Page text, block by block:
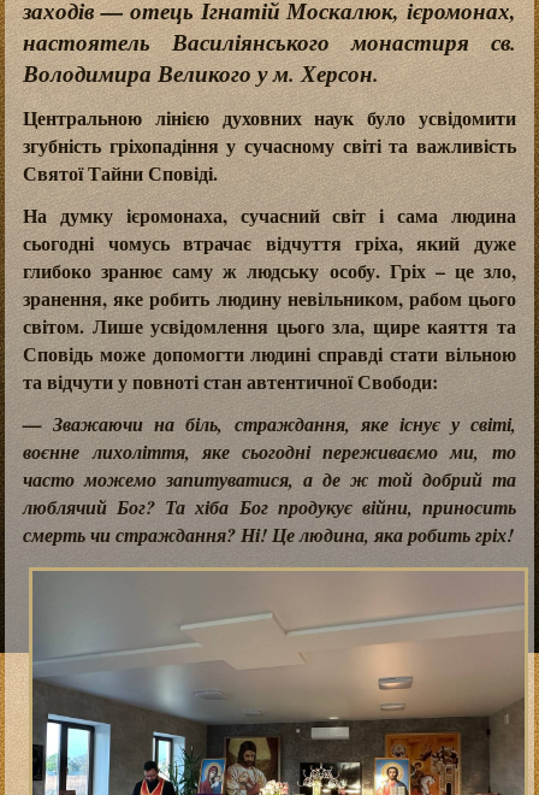
заходів — отець Ігнатій Москалюк, ієромонах,
настоятель Василіянського монастиря св.
Володимира Великого у м. Херсон.
Центральною лінією духовних наук було усвідомити
згубність гріхопадіння у сучасному світі та важливість
Святої Тайни Сповіді.
На думку ієромонаха, сучасний світ і сама людина
сьогодні чомусь втрачає відчуття гріха, який дуже
глибоко зранює саму ж людську особу. Гріх – це зло,
зранення, яке робить людину невільником, рабом цього
світом. Лише усвідомлення цього зла, щире каяття та
Сповідь може допомогти людині справді стати вільною
та відчути у повноті стан автентичної Свободи:
— Зважаючи на біль, страждання, яке існує у світі,
воєнне лихоліття, яке сьогодні переживаємо ми, то
часто можемо запитуватися, а де ж той добрий та
люблячий Бог? Та хіба Бог продукує війни, приносить
смерть чи страждання? Ні! Це людина, яка робить гріх!